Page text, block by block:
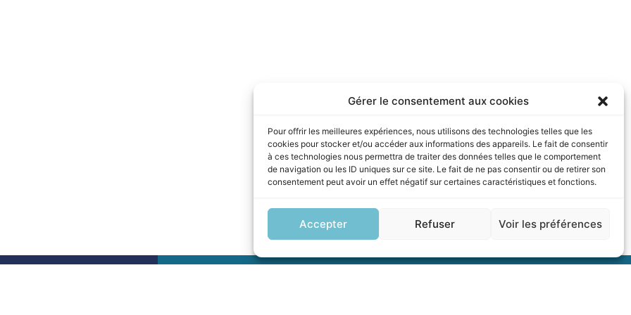
Gérer le consentement aux cookies
Pour offrir les meilleures expériences, nous utilisons des technologies telles que les
cookies pour stocker et/ou accéder aux informations des appareils. Le fait de consentir
à ces technologies nous permettra de traiter des données telles que le comportement
de navigation ou les ID uniques sur ce site. Le fait de ne pas consentir ou de retirer son
consentement peut avoir un effet négatif sur certaines caractéristiques et fonctions.
Accepter Refuser Voir les préférences